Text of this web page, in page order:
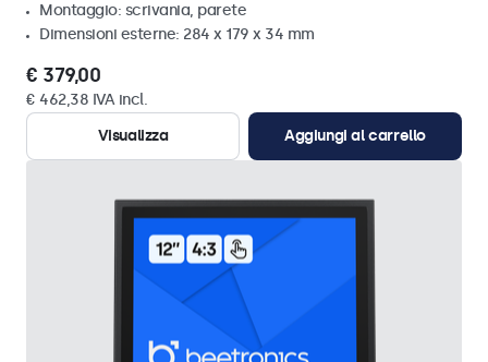
Montaggio: scrivania, parete
Dimensioni esterne: 284 x 179 x 34 mm
€ 379,00
€ 462,38 IVA incl.
Visualizza
Aggiungi al carrello